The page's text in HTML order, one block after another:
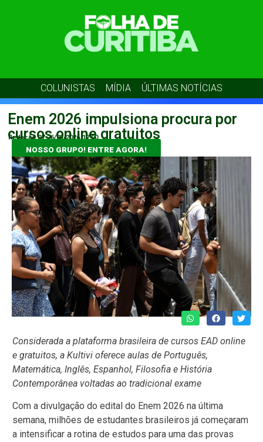
COLUNISTAS MÍDIA ÚLTIMAS NOTÍCIAS
Enem 2026 impulsiona procura por
cursos online gratuitos
Redação 07 26/05/2026 17:00
NOSSO GRUPO! ENTRE AGORA!
Considerada a plataforma brasileira de cursos EAD online
e gratuitos, a Kultivi oferece aulas de Português,
Matemática, Inglês, Espanhol, Filosofia e História
Contemporânea voltadas ao tradicional exame
Com a divulgação do edital do Enem 2026 na última
semana, milhões de estudantes brasileiros já começaram
a intensificar a rotina de estudos para uma das provas